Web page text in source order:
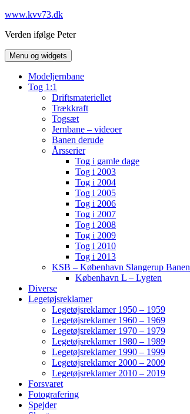
Hop
indhold
www.kvv73.dk
Verden ifølge Peter
Menu og widgets
Modeljernbane
Tog 1:1
Driftsmateriellet
Trækkraft
Togsæt
Jernbane – videoer
Banen derude
Årsserier
Tog i gamle dage
Tog i 2003
Tog i 2004
Tog i 2005
Tog i 2006
Tog i 2007
Tog i 2008
Tog i 2009
Tog i 2010
Tog i 2013
KSB – København Slangerup Banen
København L – Lygten
Diverse
Legetøjsreklamer
Legetøjsreklamer 1950 – 1959
Legetøjsreklamer 1960 – 1969
Legetøjsreklamer 1970 – 1979
Legetøjsreklamer 1980 – 1989
Legetøjsreklamer 1990 – 1999
Legetøjsreklamer 2000 – 2009
Legetøjsreklamer 2010 – 2019
Forsvaret
Fotografering
Spejder